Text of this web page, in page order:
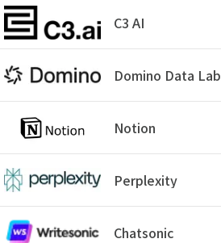
C3 AI
Domino Data Lab
Notion
Perplexity
Chatsonic